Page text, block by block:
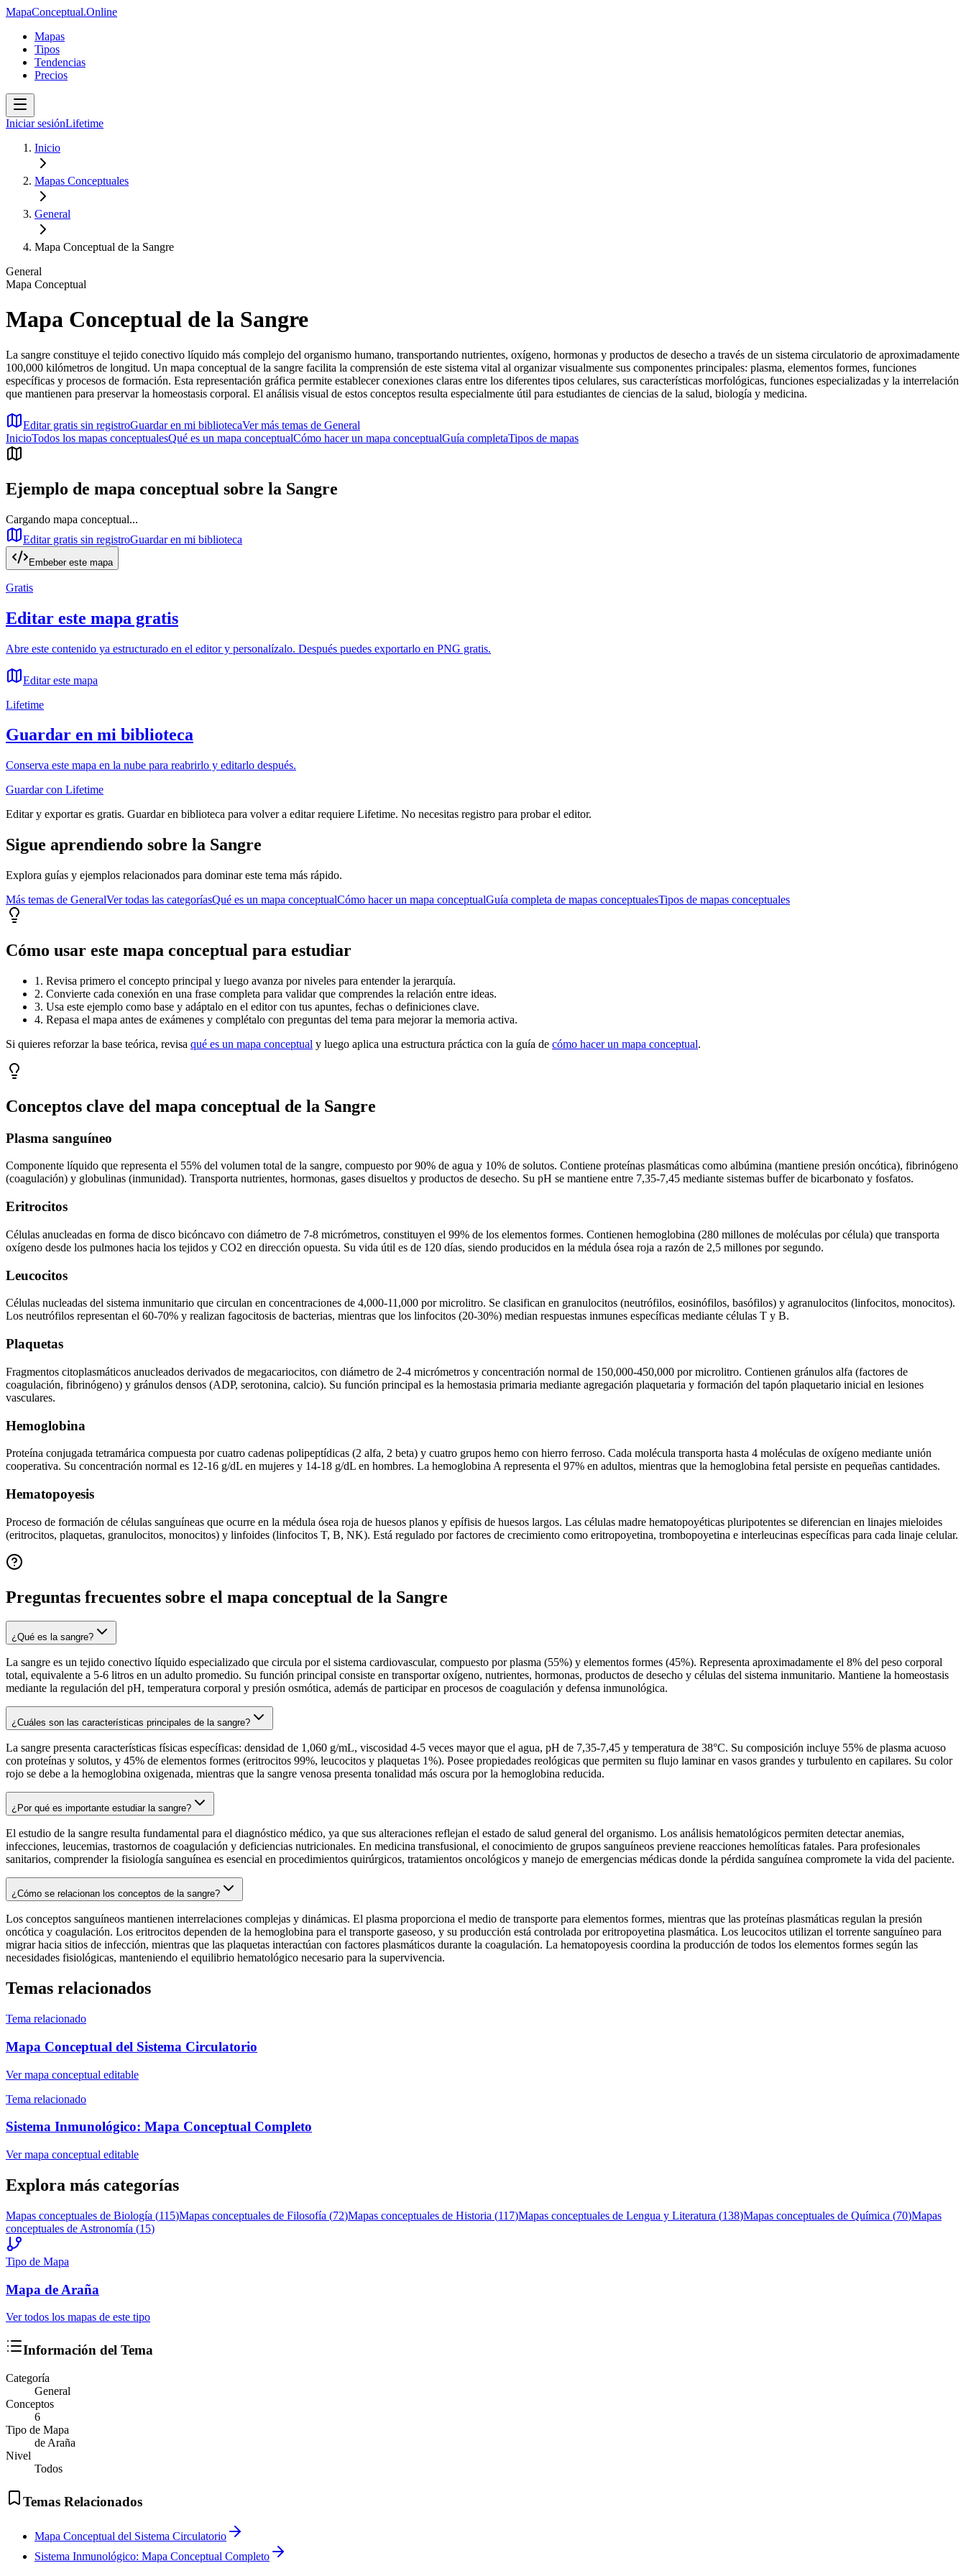
MapaConceptual.Online
Mapas
Tipos
Tendencias
Precios
Iniciar sesiónLifetime
Inicio
Mapas Conceptuales
General
Mapa Conceptual de la Sangre
General
Mapa Conceptual
Mapa Conceptual de la Sangre
La sangre constituye el tejido conectivo líquido más complejo del organismo humano, transportando nutrientes, oxígeno, hormonas y productos de desecho a través de un sistema circulatorio de aproximadamente
100,000 kilómetros de longitud. Un mapa conceptual de la sangre facilita la comprensión de este sistema vital al organizar visualmente sus componentes principales: plasma, elementos formes, funciones
específicas y procesos de formación. Esta representación gráfica permite establecer conexiones claras entre los diferentes tipos celulares, sus características morfológicas, funciones especializadas y la interrelación
que mantienen para preservar la homeostasis corporal. El análisis visual de estos conceptos resulta especialmente útil para estudiantes de ciencias de la salud, biología y medicina.
Editar gratis sin registroGuardar en mi bibliotecaVer más temas de General
InicioTodos los mapas conceptualesQué es un mapa conceptualCómo hacer un mapa conceptualGuía completaTipos de mapas
Ejemplo de mapa conceptual sobre la Sangre
Cargando mapa conceptual...
Editar gratis sin registroGuardar en mi biblioteca
Embeber este mapa
Gratis
Editar este mapa gratis
Abre este contenido ya estructurado en el editor y personalízalo. Después puedes exportarlo en PNG gratis.
Editar este mapa
Lifetime
Guardar en mi biblioteca
Conserva este mapa en la nube para reabrirlo y editarlo después.
Guardar con Lifetime
Editar y exportar es gratis. Guardar en biblioteca para volver a editar requiere Lifetime. No necesitas registro para probar el editor.
Sigue aprendiendo sobre la Sangre
Explora guías y ejemplos relacionados para dominar este tema más rápido.
Más temas de GeneralVer todas las categoríasQué es un mapa conceptualCómo hacer un mapa conceptualGuía completa de mapas conceptualesTipos de mapas conceptuales
Cómo usar este mapa conceptual para estudiar
1. Revisa primero el concepto principal y luego avanza por niveles para entender la jerarquía.
2. Convierte cada conexión en una frase completa para validar que comprendes la relación entre ideas.
3. Usa este ejemplo como base y adáptalo en el editor con tus apuntes, fechas o definiciones clave.
4. Repasa el mapa antes de exámenes y complétalo con preguntas del tema para mejorar la memoria activa.
Si quieres reforzar la base teórica, revisa qué es un mapa conceptual y luego aplica una estructura práctica con la guía de cómo hacer un mapa conceptual.
Conceptos clave del mapa conceptual de la Sangre
Plasma sanguíneo
Componente líquido que representa el 55% del volumen total de la sangre, compuesto por 90% de agua y 10% de solutos. Contiene proteínas plasmáticas como albúmina (mantiene presión oncótica), fibrinógeno
(coagulación) y globulinas (inmunidad). Transporta nutrientes, hormonas, gases disueltos y productos de desecho. Su pH se mantiene entre 7,35-7,45 mediante sistemas buffer de bicarbonato y fosfatos.
Eritrocitos
Células anucleadas en forma de disco bicóncavo con diámetro de 7-8 micrómetros, constituyen el 99% de los elementos formes. Contienen hemoglobina (280 millones de moléculas por célula) que transporta
oxígeno desde los pulmones hacia los tejidos y CO2 en dirección opuesta. Su vida útil es de 120 días, siendo producidos en la médula ósea roja a razón de 2,5 millones por segundo.
Leucocitos
Células nucleadas del sistema inmunitario que circulan en concentraciones de 4,000-11,000 por microlitro. Se clasifican en granulocitos (neutrófilos, eosinófilos, basófilos) y agranulocitos (linfocitos, monocitos).
Los neutrófilos representan el 60-70% y realizan fagocitosis de bacterias, mientras que los linfocitos (20-30%) median respuestas inmunes específicas mediante células T y B.
Plaquetas
Fragmentos citoplasmáticos anucleados derivados de megacariocitos, con diámetro de 2-4 micrómetros y concentración normal de 150,000-450,000 por microlitro. Contienen gránulos alfa (factores de
coagulación, fibrinógeno) y gránulos densos (ADP, serotonina, calcio). Su función principal es la hemostasia primaria mediante agregación plaquetaria y formación del tapón plaquetario inicial en lesiones
vasculares.
Hemoglobina
Proteína conjugada tetramárica compuesta por cuatro cadenas polipeptídicas (2 alfa, 2 beta) y cuatro grupos hemo con hierro ferroso. Cada molécula transporta hasta 4 moléculas de oxígeno mediante unión
cooperativa. Su concentración normal es 12-16 g/dL en mujeres y 14-18 g/dL en hombres. La hemoglobina A representa el 97% en adultos, mientras que la hemoglobina fetal persiste en pequeñas cantidades.
Hematopoyesis
Proceso de formación de células sanguíneas que ocurre en la médula ósea roja de huesos planos y epífisis de huesos largos. Las células madre hematopoyéticas pluripotentes se diferencian en linajes mieloides
(eritrocitos, plaquetas, granulocitos, monocitos) y linfoides (linfocitos T, B, NK). Está regulado por factores de crecimiento como eritropoyetina, trombopoyetina e interleucinas específicas para cada linaje celular.
Preguntas frecuentes sobre el mapa conceptual de la Sangre
¿Qué es la sangre?
La sangre es un tejido conectivo líquido especializado que circula por el sistema cardiovascular, compuesto por plasma (55%) y elementos formes (45%). Representa aproximadamente el 8% del peso corporal
total, equivalente a 5-6 litros en un adulto promedio. Su función principal consiste en transportar oxígeno, nutrientes, hormonas, productos de desecho y células del sistema inmunitario. Mantiene la homeostasis
mediante la regulación del pH, temperatura corporal y presión osmótica, además de participar en procesos de coagulación y defensa inmunológica.
¿Cuáles son las características principales de la sangre?
La sangre presenta características físicas específicas: densidad de 1,060 g/mL, viscosidad 4-5 veces mayor que el agua, pH de 7,35-7,45 y temperatura de 38°C. Su composición incluye 55% de plasma acuoso
con proteínas y solutos, y 45% de elementos formes (eritrocitos 99%, leucocitos y plaquetas 1%). Posee propiedades reológicas que permiten su flujo laminar en vasos grandes y turbulento en capilares. Su color
rojo se debe a la hemoglobina oxigenada, mientras que la sangre venosa presenta tonalidad más oscura por la hemoglobina reducida.
¿Por qué es importante estudiar la sangre?
El estudio de la sangre resulta fundamental para el diagnóstico médico, ya que sus alteraciones reflejan el estado de salud general del organismo. Los análisis hematológicos permiten detectar anemias,
infecciones, leucemias, trastornos de coagulación y deficiencias nutricionales. En medicina transfusional, el conocimiento de grupos sanguíneos previene reacciones hemolíticas fatales. Para profesionales
sanitarios, comprender la fisiología sanguínea es esencial en procedimientos quirúrgicos, tratamientos oncológicos y manejo de emergencias médicas donde la pérdida sanguínea compromete la vida del paciente.
¿Cómo se relacionan los conceptos de la sangre?
Los conceptos sanguíneos mantienen interrelaciones complejas y dinámicas. El plasma proporciona el medio de transporte para elementos formes, mientras que las proteínas plasmáticas regulan la presión
oncótica y coagulación. Los eritrocitos dependen de la hemoglobina para el transporte gaseoso, y su producción está controlada por eritropoyetina plasmática. Los leucocitos utilizan el torrente sanguíneo para
migrar hacia sitios de infección, mientras que las plaquetas interactúan con factores plasmáticos durante la coagulación. La hematopoyesis coordina la producción de todos los elementos formes según las
necesidades fisiológicas, manteniendo el equilibrio hematológico necesario para la supervivencia.
Temas relacionados
Tema relacionado
Mapa Conceptual del Sistema Circulatorio
Ver mapa conceptual editable
Tema relacionado
Sistema Inmunológico: Mapa Conceptual Completo
Ver mapa conceptual editable
Explora más categorías
Mapas conceptuales de Biología (115)Mapas conceptuales de Filosofía (72)Mapas conceptuales de Historia (117)Mapas conceptuales de Lengua y Literatura (138)Mapas conceptuales de Química (70)Mapas
conceptuales de Astronomía (15)
Tipo de Mapa
Mapa de Araña
Ver todos los mapas de este tipo
Información del Tema
Categoría
General
Conceptos
6
Tipo de Mapa
de Araña
Nivel
Todos
Temas Relacionados
Mapa Conceptual del Sistema Circulatorio
Sistema Inmunológico: Mapa Conceptual Completo